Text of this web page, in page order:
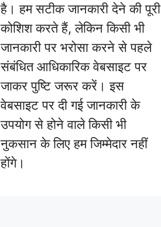
है। हम सटीक जानकारी देने की पूरी
कोशिश करते हैं, लेकिन किसी भी
जानकारी पर भरोसा करने से पहले
संबंधित आधिकारिक वेबसाइट पर
जाकर पुष्टि जरूर करें। इस
वेबसाइट पर दी गई जानकारी के
उपयोग से होने वाले किसी भी
नुकसान के लिए हम जिम्मेदार नहीं
होंगे।